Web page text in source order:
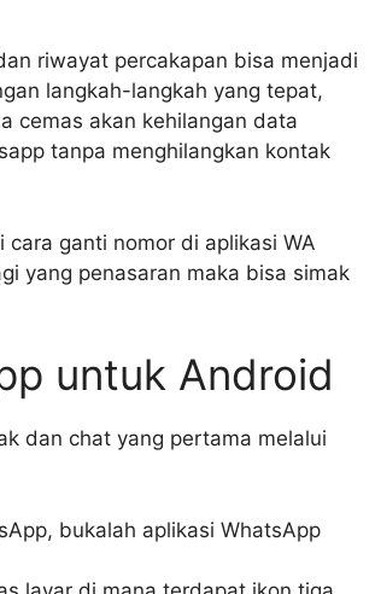
riwayat percakapan bisa menjadi
langkah-langkah yang tepat,
cemas akan kehilangan data
tanpa menghilangkan kontak
ganti nomor di aplikasi WA
yang penasaran maka bisa simak
untuk Android
dan chat yang pertama melalui
bukalah aplikasi WhatsApp